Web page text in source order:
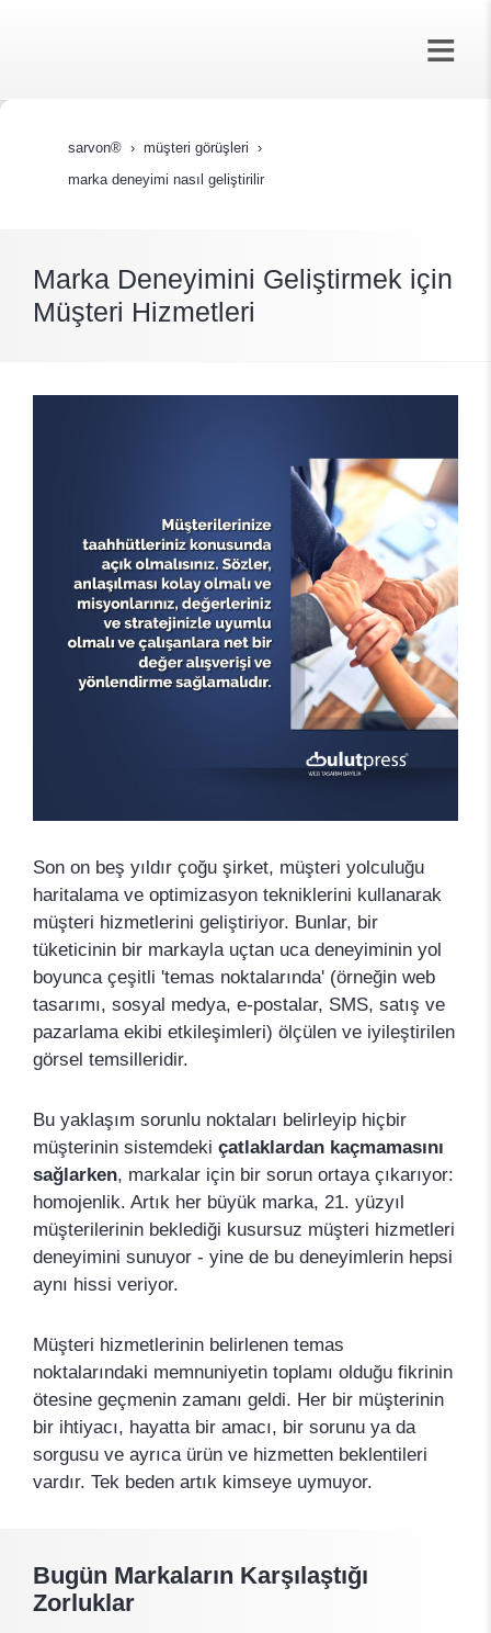
sarvon® müşteri̇ görüşleri̇
marka deneyimi nasıl geliştirilir
Marka Deneyimini Geliştirmek için
Müşteri Hizmetleri
Son on beş yıldır çoğu şirket, müşteri yolculuğu
haritalama ve optimizasyon tekniklerini kullanarak
müşteri hizmetlerini geliştiriyor. Bunlar, bir
tüketicinin bir markayla uçtan uca deneyiminin yol
boyunca çeşitli 'temas noktalarında' (örneğin web
tasarımı, sosyal medya, e-postalar, SMS, satış ve
pazarlama ekibi etkileşimleri) ölçülen ve iyileştirilen
görsel temsilleridir.
Bu yaklaşım sorunlu noktaları belirleyip hiçbir
müşterinin sistemdeki çatlaklardan kaçmamasını
sağlarken, markalar için bir sorun ortaya çıkarıyor:
homojenlik. Artık her büyük marka, 21. yüzyıl
müşterilerinin beklediği kusursuz müşteri hizmetleri
deneyimini sunuyor - yine de bu deneyimlerin hepsi
aynı hissi veriyor.
Müşteri hizmetlerinin belirlenen temas
noktalarındaki memnuniyetin toplamı olduğu fikrinin
ötesine geçmenin zamanı geldi. Her bir müşterinin
bir ihtiyacı, hayatta bir amacı, bir sorunu ya da
sorgusu ve ayrıca ürün ve hizmetten beklentileri
vardır. Tek beden artık kimseye uymuyor.
Bugün Markaların Karşılaştığı
Zorluklar